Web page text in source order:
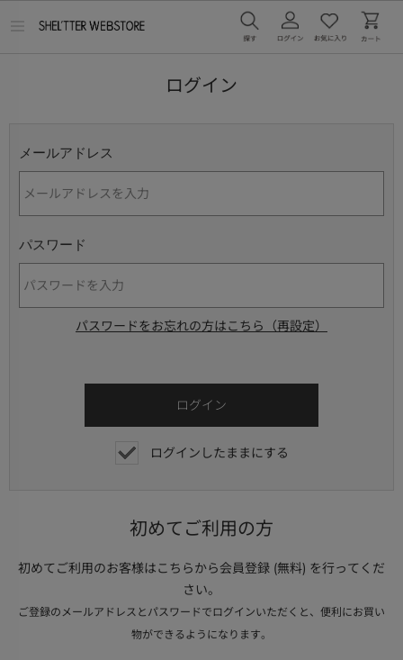
ログイン
メールアドレス
パスワード
パスワードをお忘れの方はこちら（再設定）
ログインしたままにする
初めてご利用の方
初めてご利用のお客様はこちらから会員登録 (無料) を行ってくだ
さい。
ご登録のメールアドレスとパスワードでログインいただくと、便利にお買い
物ができるようになります。